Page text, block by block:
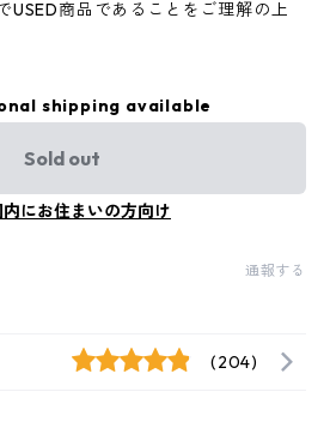
USED商品であることをご理解の上
shipping available
Sold out
内にお住まいの方向け
通報する
(204)